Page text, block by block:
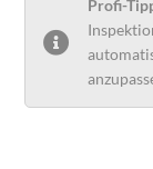
Profi-